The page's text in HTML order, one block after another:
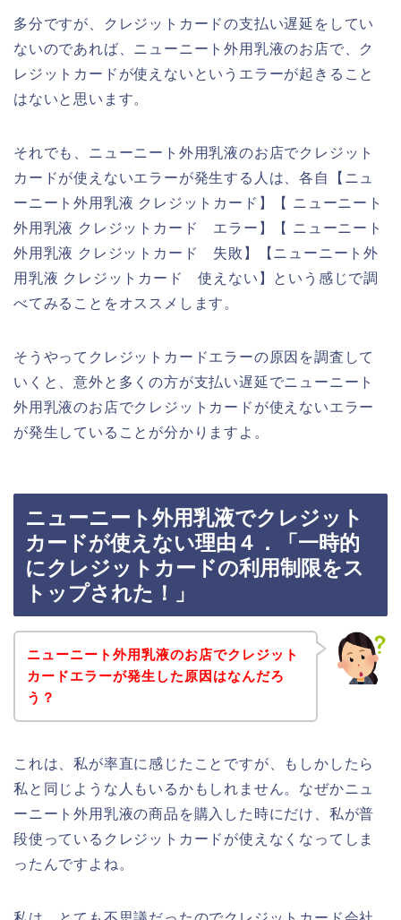
多分ですが、クレジットカードの支払い遅延をしてい
ないのであれば、ニューニート外用乳液のお店で、ク
レジットカードが使えないというエラーが起きること
はないと思います。
それでも、ニューニート外用乳液のお店でクレジット
カードが使えないエラーが発生する人は、各自【ニュ
ーニート外用乳液 クレジットカード】【 ニューニート
外用乳液 クレジットカード エラー】【 ニューニート
外用乳液 クレジットカード 失敗】【ニューニート外
用乳液 クレジットカード 使えない】という感じで調
べてみることをオススメします。
そうやってクレジットカードエラーの原因を調査して
いくと、意外と多くの方が支払い遅延でニューニート
外用乳液のお店でクレジットカードが使えないエラー
が発生していることが分かりますよ。
ニューニート外用乳液でクレジット
カードが使えない理由４．「一時的
にクレジットカードの利用制限をス
トップされた！」
ニューニート外用乳液のお店でクレジット
カードエラーが発生した原因はなんだろ
う？
これは、私が率直に感じたことですが、もしかしたら
私と同じような人もいるかもしれません。なぜかニュ
ーニート外用乳液の商品を購入した時にだけ、私が普
段使っているクレジットカードが使えなくなってしま
ったんですよね。